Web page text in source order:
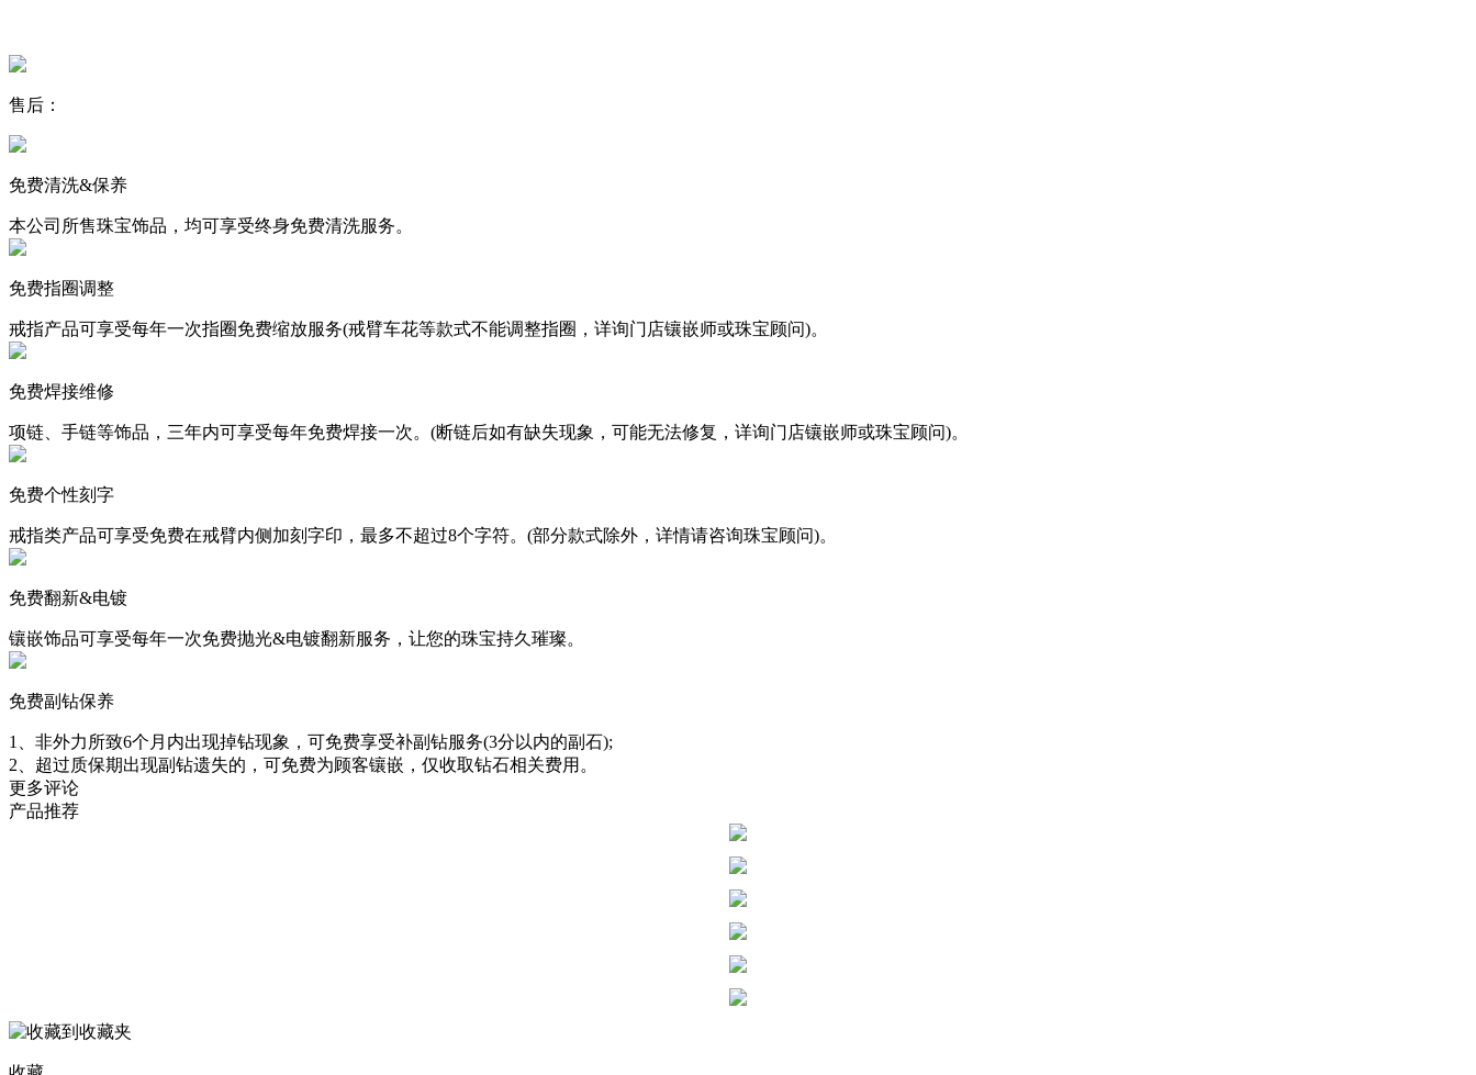
售后：
免费清洗&保养
本公司所售珠宝饰品，均可享受终身免费清洗服务。
免费指圈调整
戒指产品可享受每年一次指圈免费缩放服务(戒臂车花等款式不能调整指圈，详询门店镶嵌师或珠宝顾问)。
免费焊接维修
项链、手链等饰品，三年内可享受每年免费焊接一次。(断链后如有缺失现象，可能无法修复，详询门店镶嵌师或珠宝顾问)。
免费个性刻字
戒指类产品可享受免费在戒臂内侧加刻字印，最多不超过8个字符。(部分款式除外，详情请咨询珠宝顾问)。
免费翻新&电镀
镶嵌饰品可享受每年一次免费抛光&电镀翻新服务，让您的珠宝持久璀璨。
免费副钻保养
1、非外力所致6个月内出现掉钻现象，可免费享受补副钻服务(3分以内的副石);
2、超过质保期出现副钻遗失的，可免费为顾客镶嵌，仅收取钻石相关费用。
更多评论
产品推荐